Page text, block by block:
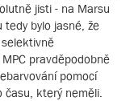
jisti - na Marsu
tedy bylo jasné, že
pravděpodobně
pomocí
který neměli.